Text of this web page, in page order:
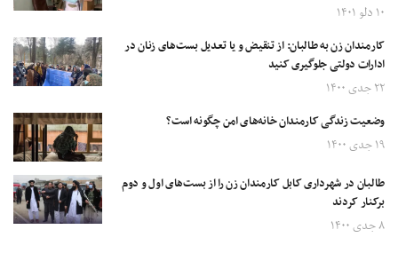
۱۰ دلو ۱۴۰۱
کارمندان زن به طالبان: از تنقیض و یا تعدیل بست‌های زنان در
ادارات دولتی جلوگیری کنید
۲۲ جدی ۱۴۰۰
وضعیت زندگی کارمندان خانه‌های امن چگونه است؟
۱۹ جدی ۱۴۰۰
طالبان در شهرداری کابل کارمندان زن را از بست‌های اول و دوم
برکنار کردند
۸ جدی ۱۴۰۰